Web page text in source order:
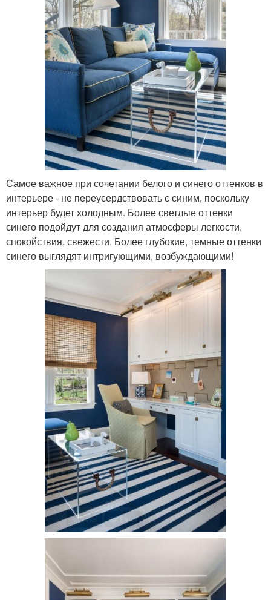
Самое важное при сочетании белого и синего оттенков в
интерьере - не переусердствовать с синим, поскольку
интерьер будет холодным. Более светлые оттенки
синего подойдут для создания атмосферы легкости,
спокойствия, свежести. Более глубокие, темные оттенки
синего выглядят интригующими, возбуждающими!